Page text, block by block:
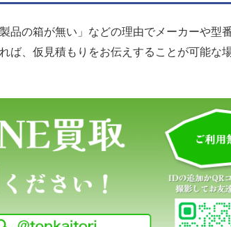
品の箱が無い」などの理由でメーカーや型
ば、仮見積もりをお伝えすることが可能な